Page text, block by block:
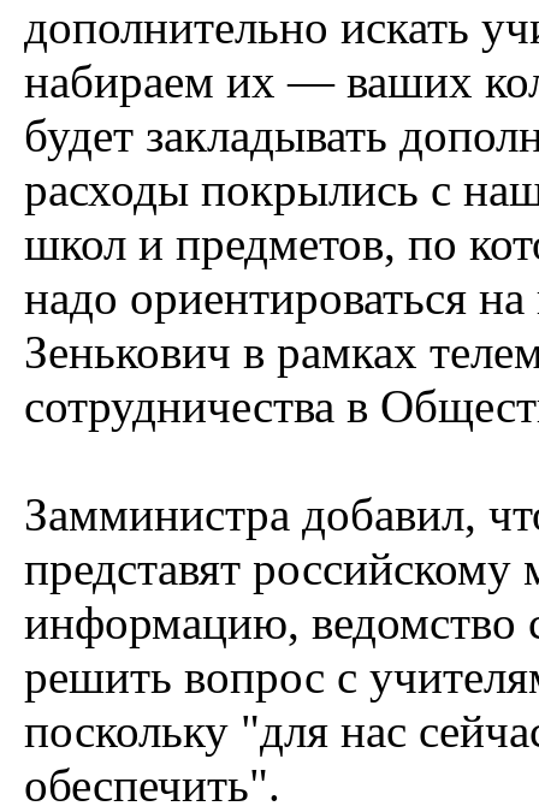
дополнительно искать
набираем их — ваших
будет закладывать
расходы покрылись с
школ и предметов, по
надо ориентироваться
Зенькович в рамках
сотрудничества в
Замминистра добавил,
представят
информацию, ведомство
решить вопрос с
поскольку "для нас
обеспечить".